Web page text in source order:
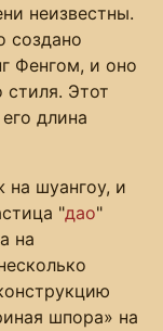
неизвестны.
создано
Фенгом, и оно
Этот
длина
на шуангоу, и
"дао"
на
шпора» на